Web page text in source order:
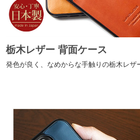
栃木レザー 背面ケース
発色が良く、なめからな手触りの栃木レザ